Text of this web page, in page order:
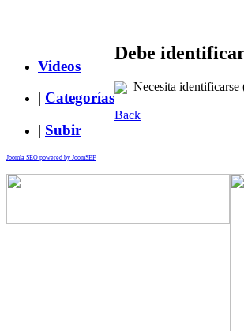
Videos
| Categorías
| Subir
Debe
Necesita
Back
Joomla SEO powered by JoomSEF